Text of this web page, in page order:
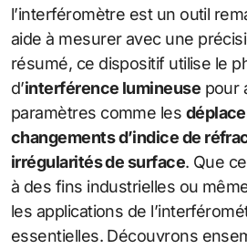
l’interféromètre est un outil
aide à mesurer avec une
résumé, ce dispositif utilise le
d’interférence lumineuse pour
paramètres comme les
changements d’indice de
irrégularités de surface. Que
à des fins industrielles ou
les applications de
essentielles. Découvrons